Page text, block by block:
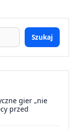
Szukaj
gier „nie
przed